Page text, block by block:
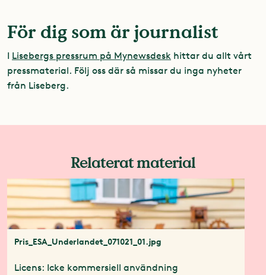
För dig som är journalist
I Lisebergs pressrum på Mynewsdesk hittar du allt vårt
pressmaterial. Följ oss där så missar du inga nyheter
från Liseberg.
Relaterat material
Pris_ESA_Underlandet_071021_01.jpg
Licens: Icke kommersiell användning